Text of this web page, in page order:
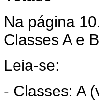
Na página
Classes A e B
Leia-se:
- Classes: A